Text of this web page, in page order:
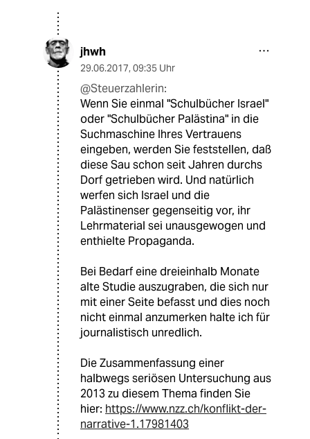
jhwh
29.06.2017, 09:35 Uhr
@Steuerzahlerin:
Wenn Sie einmal "Schulbücher Israel"
oder "Schulbücher Palästina" in die
Suchmaschine Ihres Vertrauens
eingeben, werden Sie feststellen, daß
diese Sau schon seit Jahren durchs
Dorf getrieben wird. Und natürlich
werfen sich Israel und die
Palästinenser gegenseitig vor, ihr
Lehrmaterial sei unausgewogen und
enthielte Propaganda.
Bei Bedarf eine dreieinhalb Monate
alte Studie auszugraben, die sich nur
mit einer Seite befasst und dies noch
nicht einmal anzumerken halte ich für
journalistisch unredlich.
Die Zusammenfassung einer
halbwegs seriösen Untersuchung aus
2013 zu diesem Thema finden Sie
hier: https://www.nzz.ch/konflikt-der-
narrative-1.17981403